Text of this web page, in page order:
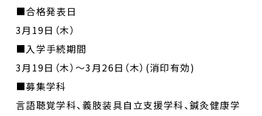
■合格発表日
3月19日（木）
■入学手続期間
3月19日（木）～3月26日（木）(消印有効)
■募集学科
言語聴覚学科、義肢装具自立支援学科、鍼灸健康学